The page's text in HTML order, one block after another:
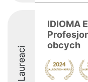
Laureaci
IDIOMA
obcych